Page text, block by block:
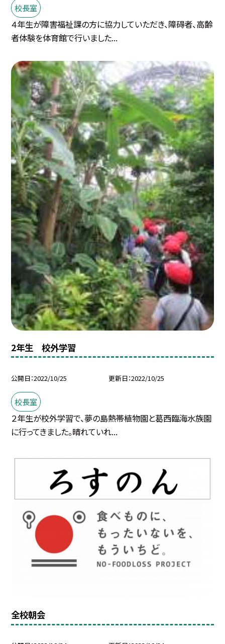
校長室
４年生が障害福祉課の方に協力していただき、障碍者、高齢
者体験を体育館で行いました...
2年生 校外学習
公開日 2022/10/25 更新日 2022/10/25
校長室
２年生が校外学習で、夢の島熱帯植物園と葛西臨海水族園
に行ってきました。晴れていれ...
全校朝会